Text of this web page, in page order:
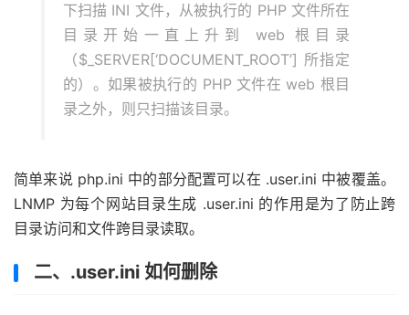
下扫描 INI 文件，从被执行的 PHP 文件所在
目录开始一直上升到 web 根目录
（$_SERVER[‘DOCUMENT_ROOT’] 所指定
的）。如果被执行的 PHP 文件在 web 根目
录之外，则只扫描该目录。
简单来说 php.ini 中的部分配置可以在 .user.ini 中被覆盖。
LNMP 为每个网站目录生成 .user.ini 的作用是为了防止跨
目录访问和文件跨目录读取。
二、.user.ini 如何删除